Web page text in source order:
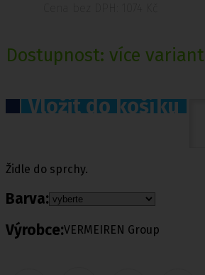
Dostupnost: více variant
Vložit do košíku
Židle do sprchy.
Barva:
Výrobce:VERMEIREN Group